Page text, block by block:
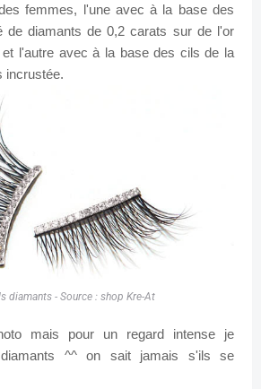
femmes, l'une avec à la base des
de diamants de 0,2 carats sur de l'or
l'autre avec à la base des cils de la
incrustée.
diamants - Source : shop Kre-At
mais pour un regard intense je
^^ on sait jamais s'ils se